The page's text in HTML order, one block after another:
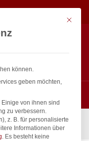
Mit
können.
geben möchten,
von ihnen sind
zu verbessern.
z. B. für personalisierte
Informationen über
. Es besteht keine